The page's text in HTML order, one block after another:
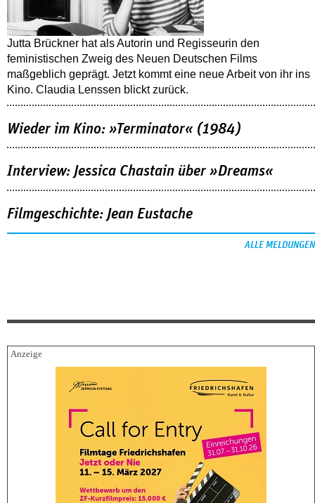
Jutta Brückner hat als Autorin und Regisseurin den
feministischen Zweig des Neuen Deutschen Films
maßgeblich geprägt. Jetzt kommt eine neue Arbeit von ihr ins
Kino. Claudia Lenssen blickt zurück.
Wieder im Kino: »Terminator« (1984)
Interview: Jessica Chastain über »Dreams«
Filmgeschichte: Jean Eustache
ALLE MELDUNGEN